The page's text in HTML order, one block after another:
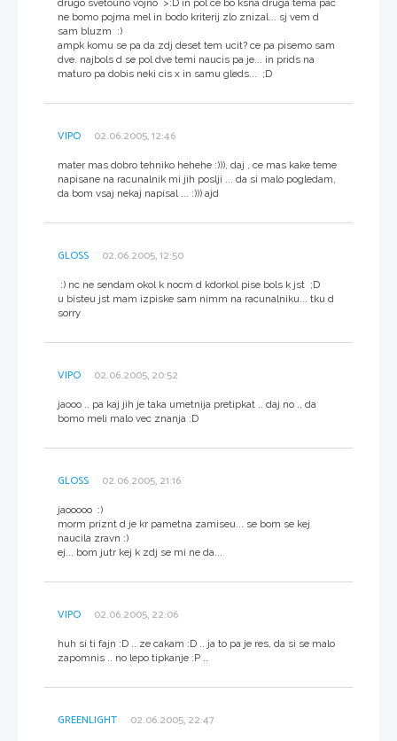
ne bomo pojma mel in bodo kriterij zlo znizal... sj vem d
sam bluzm :)
ampk komu se pa da zdj deset tem ucit? ce pa pisemo sam
dve. najbols d se pol dve temi naucis pa je... in prids na
maturo pa dobis neki cis x in samu gleds... ;D
VIPO 02.06.2005, 12:46
mater mas dobro tehniko hehehe :))), daj , ce mas kake teme
napisane na racunalnik mi jih poslji ... da si malo pogledam,
da bom vsaj nekaj napisal ... :))) ajd
GLOSS 02.06.2005, 12:50
:) nc ne sendam okol k nocm d kdorkol pise bols k jst ;D
u bisteu jst mam izpiske sam nimm na racunalniku... tku d
sorry
VIPO 02.06.2005, 20:52
jaooo .. pa kaj jih je taka umetnija pretipkat .. daj no ., da
bomo meli malo vec znanja :D
GLOSS 02.06.2005, 21:16
jaooooo :)
morm priznt d je kr pametna zamiseu... se bom se kej
naucila zravn :)
ej... bom jutr kej k zdj se mi ne da...
VIPO 02.06.2005, 22:06
huh si ti fajn :D .. ze cakam :D .. ja to pa je res, da si se malo
zapomnis .. no lepo tipkanje :P ..
GREENLIGHT 02.06.2005, 22:47